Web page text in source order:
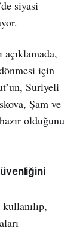
siyasi
için
Suriyeli
Şam ve
olduğunu